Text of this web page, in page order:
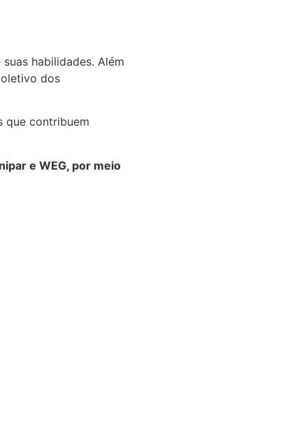
habilidades. Além
dos
que contribuem
e WEG, por meio